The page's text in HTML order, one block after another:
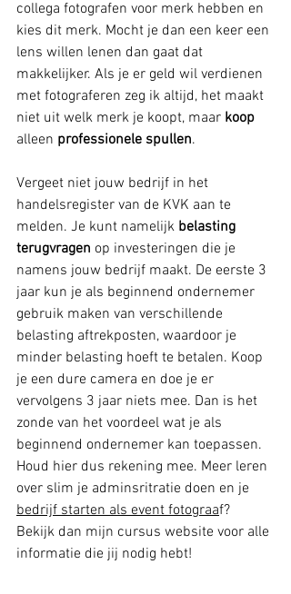
collega fotografen voor merk hebben en
kies dit merk. Mocht je dan een keer een
lens willen lenen dan gaat dat
makkelijker. Als je er geld wil verdienen
met fotograferen zeg ik altijd, het maakt
niet uit welk merk je koopt, maar koop
alleen professionele spullen.
Vergeet niet jouw bedrijf in het
handelsregister van de KVK aan te
melden. Je kunt namelijk belasting
terugvragen op investeringen die je
namens jouw bedrijf maakt. De eerste 3
jaar kun je als beginnend ondernemer
gebruik maken van verschillende
belasting aftrekposten, waardoor je
minder belasting hoeft te betalen. Koop
je een dure camera en doe je er
vervolgens 3 jaar niets mee. Dan is het
zonde van het voordeel wat je als
beginnend ondernemer kan toepassen.
Houd hier dus rekening mee. Meer leren
over slim je adminsritratie doen en je
bedrijf starten als event fotograaf?
Bekijk dan mijn cursus website voor alle
informatie die jij nodig hebt!